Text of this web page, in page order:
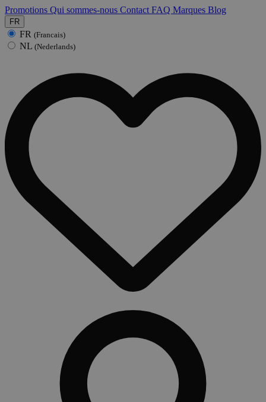
Promotions Qui sommes-nous Contact FAQ Marques Blog
FR
FR (Francais)
NL (Nederlands)